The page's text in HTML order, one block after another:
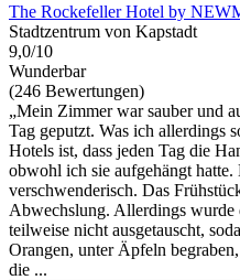
The Rockefeller Hotel by
Stadtzentrum von Kapstadt
9,0/10
Wunderbar
(246 Bewertungen)
„Mein Zimmer war sauber und
Tag geputzt. Was ich allerdings
Hotels ist, dass jeden Tag die
obwohl ich sie aufgehängt hatte.
verschwenderisch. Das
Abwechslung. Allerdings wurde
teilweise nicht ausgetauscht,
Orangen, unter Äpfeln
die ...